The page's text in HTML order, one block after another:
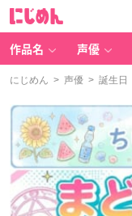
作品名 声優
にじめん > 声優 > 誕生日